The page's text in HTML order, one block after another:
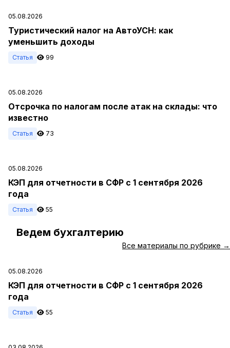
05.08.2026
Туристический налог на АвтоУСН: как
уменьшить доходы
Статья 99
05.08.2026
Отсрочка по налогам после атак на склады: что
известно
Статья 73
05.08.2026
КЭП для отчетности в СФР с 1 сентября 2026
года
Статья 55
Ведем бухгалтерию
Все материалы по рубрике →
05.08.2026
КЭП для отчетности в СФР с 1 сентября 2026
года
Статья 55